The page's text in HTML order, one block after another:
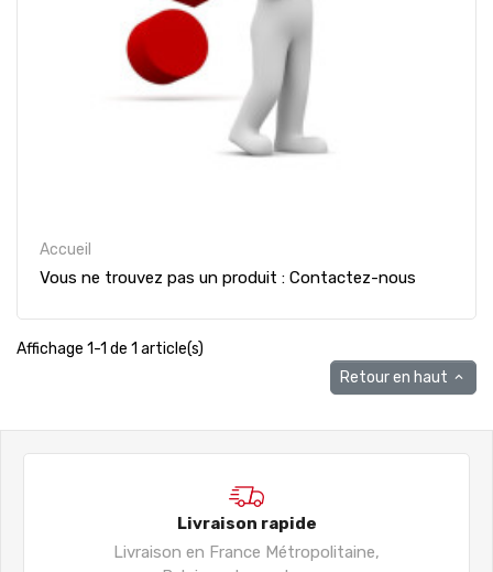
Accueil
Vous ne trouvez pas un produit : Contactez-nous
Affichage 1-1 de 1 article(s)
Retour en haut 
Livraison rapide
Livraison en France Métropolitaine,